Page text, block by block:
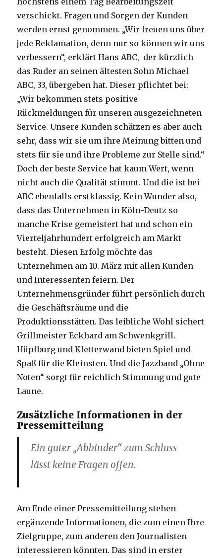
verschickt. Fragen und Sorgen der Kunden
werden ernst genommen. „Wir freuen uns über
jede Reklamation, denn nur so können wir uns
verbessern“, erklärt Hans ABC, der kürzlich
das Ruder an seinen ältesten Sohn Michael
ABC, 33, übergeben hat. Dieser pflichtet bei:
„Wir bekommen stets positive
Rückmeldungen für unseren ausgezeichneten
Service. Unsere Kunden schätzen es aber auch
sehr, dass wir sie um ihre Meinung bitten und
stets für sie und ihre Probleme zur Stelle sind.“
Doch der beste Service hat kaum Wert, wenn
nicht auch die Qualität stimmt. Und die ist bei
ABC ebenfalls erstklassig. Kein Wunder also,
dass das Unternehmen in Köln-Deutz so
manche Krise gemeistert hat und schon ein
Vierteljahrhundert erfolgreich am Markt
besteht. Diesen Erfolg möchte das
Unternehmen am 10. März mit allen Kunden
und Interessenten feiern. Der
Unternehmensgründer führt persönlich durch
die Geschäftsräume und die
Produktionsstätten. Das leibliche Wohl sichert
Grillmeister Eckhard am Schwenkgrill.
Hüpfburg und Kletterwand bieten Spiel und
Spaß für die Kleinsten. Und die Jazzband „Ohne
Noten“ sorgt für reichlich Stimmung und gute
Laune.
Zusätzliche Informationen in der
Pressemitteilung
Ein guter „Abbinder“ zum Schluss
lässt keine Fragen offen.
Am Ende einer Pressemitteilung stehen
ergänzende Informationen, die zum einen Ihre
Zielgruppe, zum anderen den Journalisten
interessieren könnten. Das sind in erster